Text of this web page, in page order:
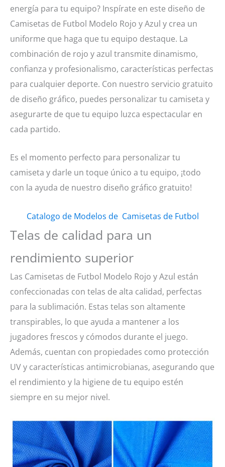
energía para tu equipo? Inspírate en este diseño de
Camisetas de Futbol Modelo Rojo y Azul y crea un
uniforme que haga que tu equipo destaque. La
combinación de rojo y azul transmite dinamismo,
confianza y profesionalismo, características perfectas
para cualquier deporte. Con nuestro servicio gratuito
de diseño gráfico, puedes personalizar tu camiseta y
asegurarte de que tu equipo luzca espectacular en
cada partido.
Es el momento perfecto para personalizar tu
camiseta y darle un toque único a tu equipo, ¡todo
con la ayuda de nuestro diseño gráfico gratuito!
Catalogo de Modelos de Camisetas de Futbol
Telas de calidad para un
rendimiento superior
Las Camisetas de Futbol Modelo Rojo y Azul están
confeccionadas con telas de alta calidad, perfectas
para la sublimación. Estas telas son altamente
transpirables, lo que ayuda a mantener a los
jugadores frescos y cómodos durante el juego.
Además, cuentan con propiedades como protección
UV y características antimicrobianas, asegurando que
el rendimiento y la higiene de tu equipo estén
siempre en su mejor nivel.